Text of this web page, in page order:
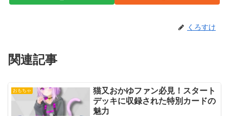
くろすけ
関連記事
おもちゃ
猫又おかゆファン必見！スタート
デッキに収録された特別カードの
魅力